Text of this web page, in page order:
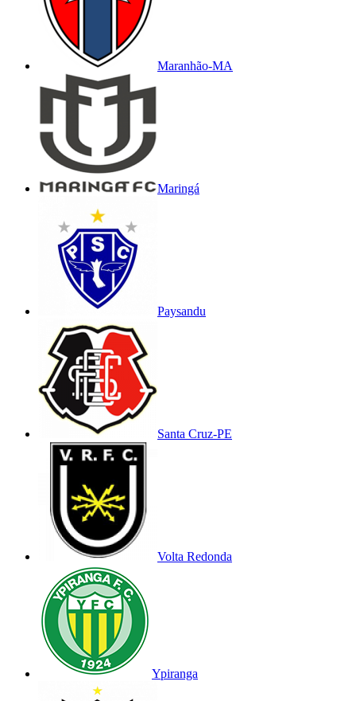
Maranhão-MA
Maringá
Paysandu
Santa Cruz-PE
Volta Redonda
Ypiranga